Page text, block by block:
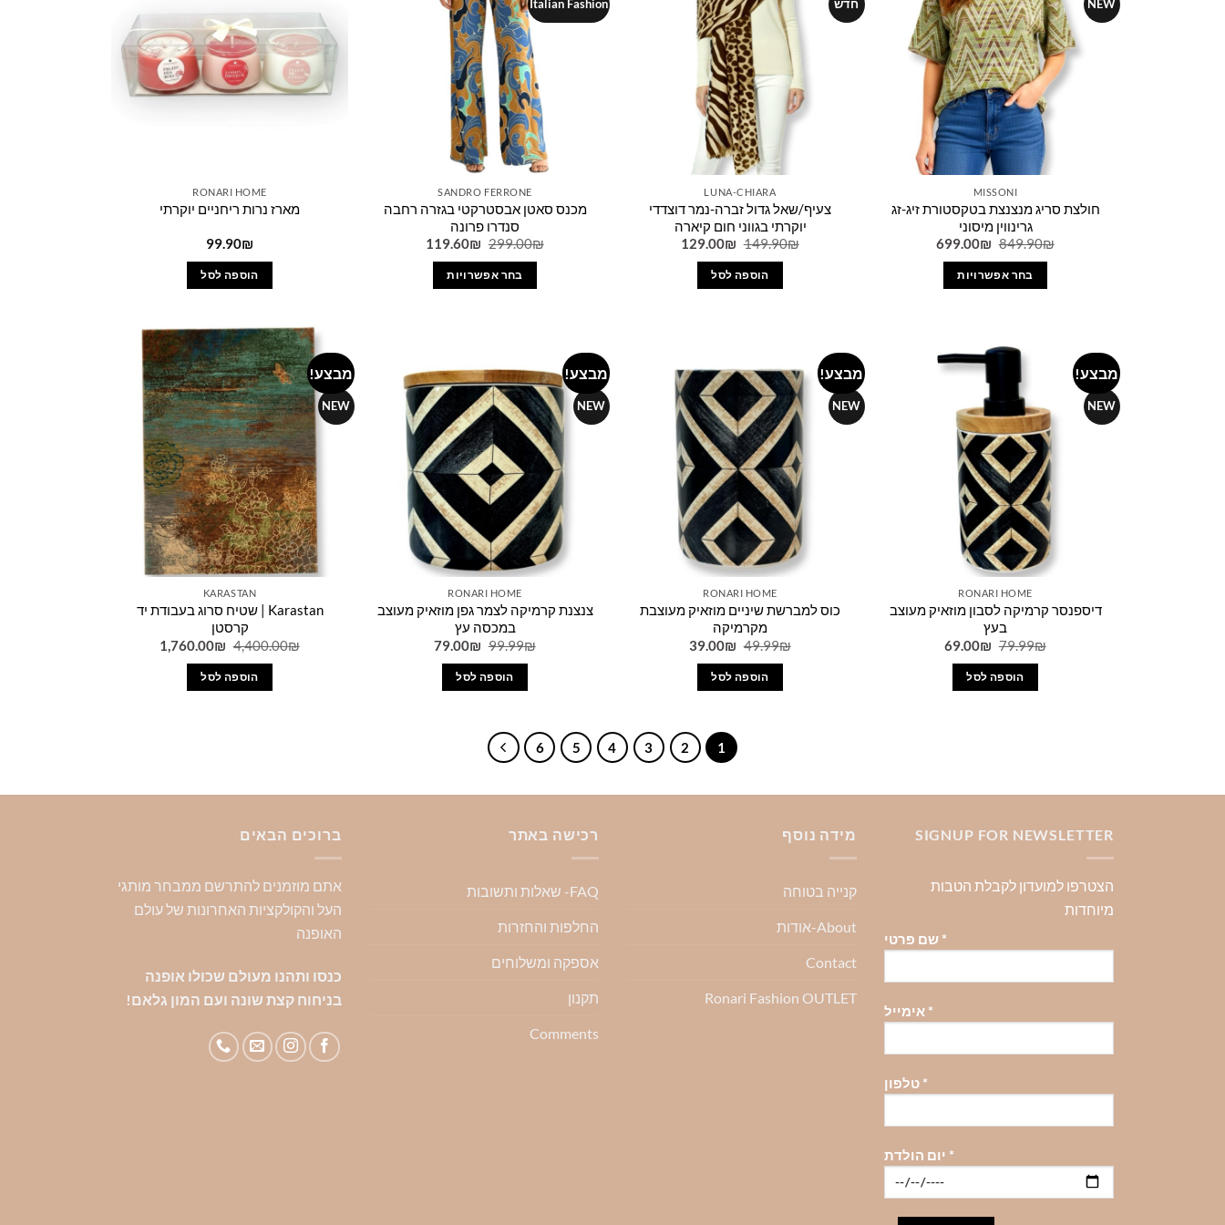
לבחור
את
האפשרויות
בעמוד
המוצר
לבחור
את
האפשרויות
בעמוד
המוצר
NEW
MISSONI
חולצת סריג מנצנצת בטקסטורת זיג-זג
גרינווין מיסוני
849.90₪
המחיר
849.90₪.
699.00₪
המחיר
בחר אפשרויות
מספר
סוגים.
ניתן
לבחור
את
האפשרויות
בעמוד
המוצר
חדש
LUNA-CHIARA
צעיף/שאל גדול זברה-נמר דוצדדי
יוקרתי בגווני חום קיארה
149.90₪
המחיר
היה:
149.90₪.
129.00₪
המחיר
הוספה לסל
Italian Fashion
SANDRO FERRONE
מכנס סאטן אבסטרקטי בגזרה רחבה
סנדרו פרונה
299.00₪
המחיר
299.00₪.
119.60₪
המחיר
בחר אפשרויות
סוגים.
ניתן
לבחור
את
האפשרויות
בעמוד
המוצר
RONARI HOME
מארז נרות ריחניים יוקרתי
99.90₪
הוספה לסל
מבצע!
NEW
RONARI HOME
דיספנסר קרמיקה לסבון מוזאיק מעוצב
בעץ
79.99₪
המחיר
היה:
79.99₪.
69.00₪
המחיר
הוספה לסל
מבצע!
NEW
RONARI HOME
כוס למברשת שיניים מוזאיק מעוצבת
מקרמיקה
49.99₪
המחיר
היה:
49.99₪.
39.00₪
המחיר
הוספה לסל
מבצע!
NEW
RONARI HOME
צנצנת קרמיקה לצמר גפן מוזאיק מעוצב
במכסה עץ
99.99₪
המחיר
היה:
99.99₪.
79.00₪
המחיר
הוספה לסל
מבצע!
NEW
Add to
wishlist
KARASTAN
Karastan | שטיח סרוג בעבודת יד
קרסטן
4,400.00₪
המחיר
היה:
4,400.00₪.
1,760.00₪
המחיר
הוספה לסל
1
2
3
4
5
6
SIGNUP FOR NEWSLETTER
הצטרפו למועדון לקבלת הטבות
מיוחדות
שם פרטי *
אימייל *
טלפון *
*
מידה נוסף
קנייה בטוחה
About-אודות
Contact
Ronari Fashion OUTLET
רכישה באתר
FAQ- שאלות ותשובות
החלפות והחזרות
אספקה ומשלוחים
תקנון
Comments
ברוכים הבאים
אתם מוזמנים להתרשם ממבחר מותגי
העל והקולקציות האחרונות של עולם
האופנה
כנסו ותהנו מעולם שכולו אופנה
בניחוח קצת שונה ועם המון גלאם!